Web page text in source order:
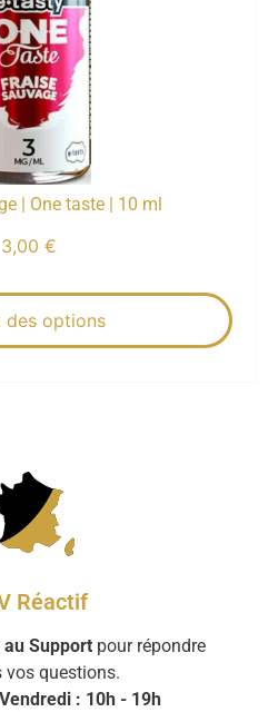
| One taste | 10 ml
3,00 €
des options
Réactif
Support pour répondre
vos questions.
: 10h - 19h